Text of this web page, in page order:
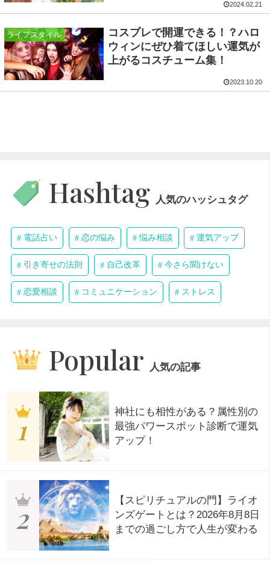
2024.02.21
ライフスタイル
コスプレで開運できる！？ハロ
ウィンにぜひ着てほしい運気が
上がるコスチューム集！
2023.10.20
Hashtag 人気のハッシュタグ
電話占い 恋の悩み 悩み相談 運気アップ
引き寄せの法則 自己改革 今さら聞けない
恋愛相談 コミュニケーション ストレス
Popular 人気の記事
神社にも相性がある？属性別の
最強パワースポット診断で運気
アップ！
【スピリチュアルの門】ライオ
ンズゲートとは？2026年8月8日
までの過ごし方で人生が変わる